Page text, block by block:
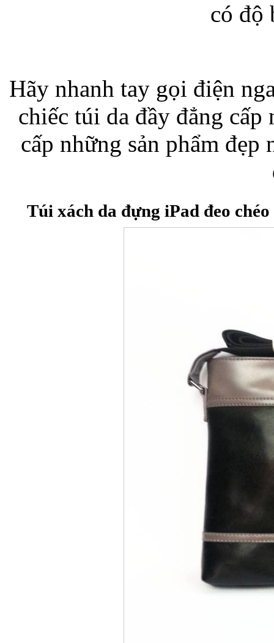
có độ
Hãy nhanh tay gọi điện
chiếc túi da đầy đẳng
cấp những sản phẩm
Túi xách da đựng iPad đeo